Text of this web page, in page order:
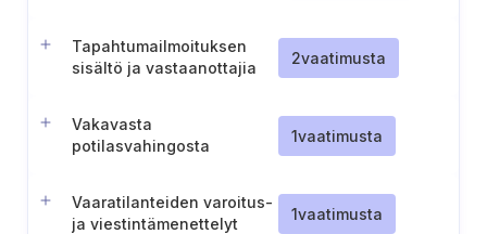
Tapahtumailmoituksen
sisältö ja vastaanottajia
2vaatimusta
Vakavasta
potilasvahingosta
1vaatimusta
Vaaratilanteiden varoitus-
ja viestintämenettelyt
1vaatimusta